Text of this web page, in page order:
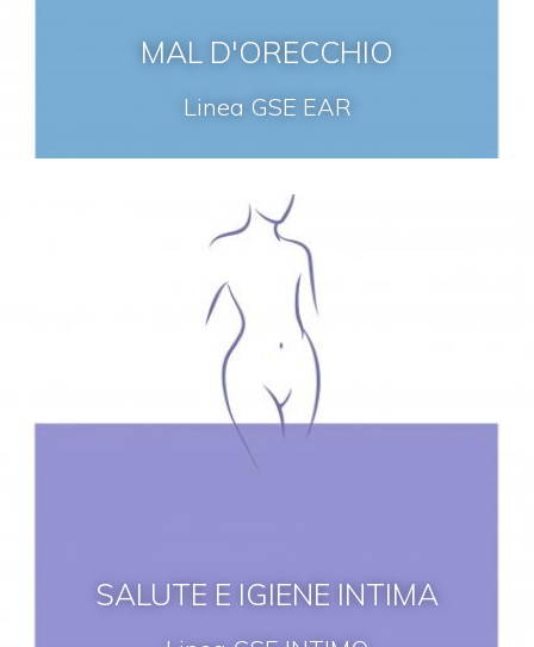
MAL D'ORECCHIO
Linea GSE EAR
SALUTE E IGIENE INTIMA